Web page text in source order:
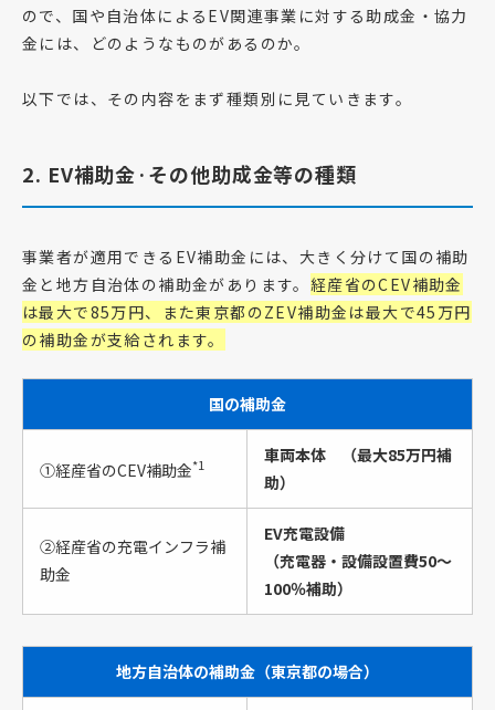
ので、国や自治体によるEV関連事業に対する助成金・協力
金には、どのようなものがあるのか。
以下では、その内容をまず種類別に見ていきます。
2. EV補助金·その他助成金等の種類
事業者が適用できるEV補助金には、大きく分けて国の補助
金と地方自治体の補助金があります。 経産省のCEV補助金
は最大で85万円、また東京都のZEV補助金は最大で45万円
の補助金が支給されます。
国の補助金
①経産省のCEV補助金*1 車両本体
（最大85万円補
助）
②経産省の充電インフラ補
助金
EV充電設備
（充電器・設備設置費50〜
100％補助）
地方自治体の補助金（東京都の場合）